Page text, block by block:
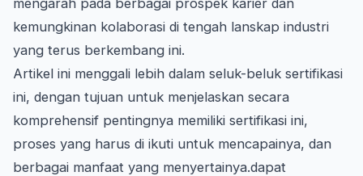
mengarah pada berbagai prospek karier dan
kemungkinan kolaborasi di tengah lanskap industri
yang terus berkembang ini.
Artikel ini menggali lebih dalam seluk-beluk sertifikasi
ini, dengan tujuan untuk menjelaskan secara
komprehensif pentingnya memiliki sertifikasi ini,
proses yang harus di ikuti untuk mencapainya, dan
berbagai manfaat yang menyertainya.dapat